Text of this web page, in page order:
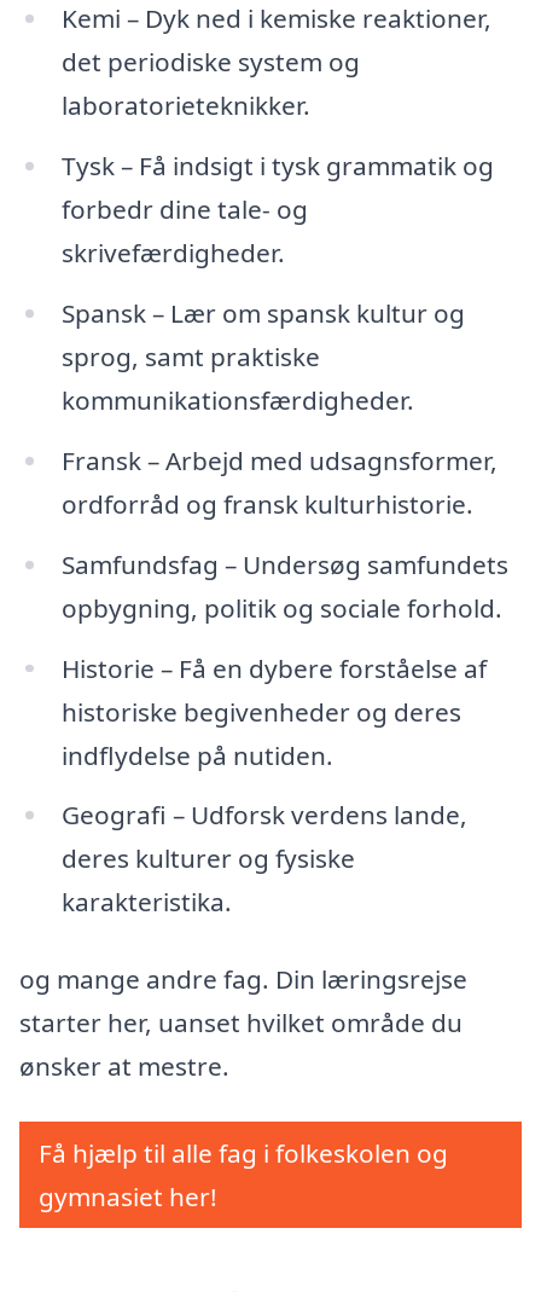
Kemi – Dyk ned i kemiske reaktioner,
det periodiske system og
laboratorieteknikker.
Tysk – Få indsigt i tysk grammatik og
forbedr dine tale- og
skrivefærdigheder.
Spansk – Lær om spansk kultur og
sprog, samt praktiske
kommunikationsfærdigheder.
Fransk – Arbejd med udsagnsformer,
ordforråd og fransk kulturhistorie.
Samfundsfag – Undersøg samfundets
opbygning, politik og sociale forhold.
Historie – Få en dybere forståelse af
historiske begivenheder og deres
indflydelse på nutiden.
Geografi – Udforsk verdens lande,
deres kulturer og fysiske
karakteristika.
og mange andre fag. Din læringsrejse
starter her, uanset hvilket område du
ønsker at mestre.
Få hjælp til alle fag i folkeskolen og
gymnasiet her!